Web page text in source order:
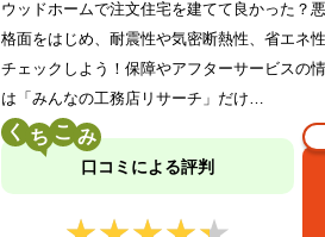
ウッドホームで注文住宅を建てて良かった？
格面をはじめ、耐震性や気密断熱性、省エネ
チェックしよう！保障やアフターサービスの
は「みんなの工務店リサーチ」だけ…
く こ
口コミによる評判